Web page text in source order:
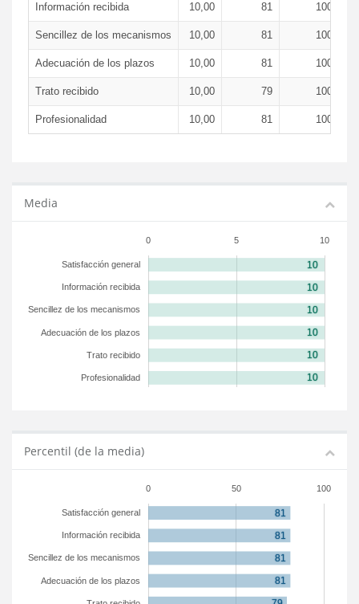
Información recibida 10,00 81 100,00 %
Sencillez de los mecanismos 10,00 81 100,00 %
Adecuación de los plazos 10,00 81 100,00 %
Trato recibido 10,00 79 100,00 %
Profesionalidad 10,00 81 100,00 %
Media
0 5 10
Satisfacción general
Información recibida
Sencillez de los mecanismos
Adecuación de los plazos
Trato recibido
Profesionalidad
Percentil (de la media)
0 50 100
Satisfacción general
Información recibida
Sencillez de los mecanismos
Adecuación de los plazos